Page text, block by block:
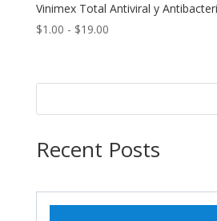
Vinimex Total Antiviral y
$1.00 - $19.00Rango
desde
Recent Posts